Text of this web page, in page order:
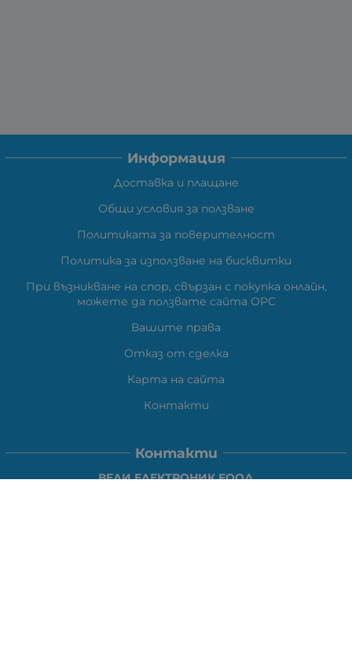
Информация
Доставка и плащане
Общи условия за ползване
Политиката за поверителност
Политика за използване на бисквитки
При възникване на спор, свързан с покупка онлайн,
можете да ползвате сайта ОРС
Вашите права
Отказ от сделка
Карта на сайта
Контакти
Контакти
ВЕЛИ ЕЛЕКТРОНИК ЕООД